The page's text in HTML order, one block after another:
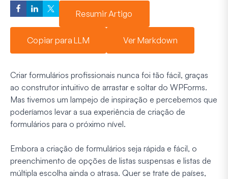
Resumir Artigo
Copiar para LLM Ver Markdown
Criar formulários profissionais nunca foi tão fácil, graças
ao construtor intuitivo de arrastar e soltar do WPForms.
Mas tivemos um lampejo de inspiração e percebemos que
poderíamos levar a sua experiência de criação de
formulários para o próximo nível.
Embora a criação de formulários seja rápida e fácil, o
preenchimento de opções de listas suspensas e listas de
múltipla escolha ainda o atrasa. Quer se trate de países,